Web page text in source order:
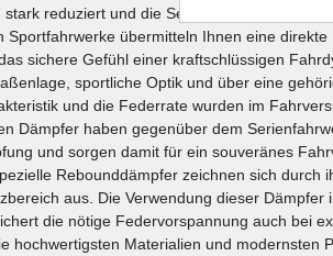
stark reduziert und die Seitenneigungen bei
Sportfahrwerke übermitteln Ihnen eine
sichere Gefühl einer kraftschlüssigen
sportliche Optik und über eine
und die Federrate wurden im
Dämpfer haben gegenüber dem
und sorgen damit für ein souveränes
Rebounddämpfer zeichnen sich durch
aus. Die Verwendung dieser
die nötige Federvorspannung auch bei
hochwertigsten Materialien und modernsten